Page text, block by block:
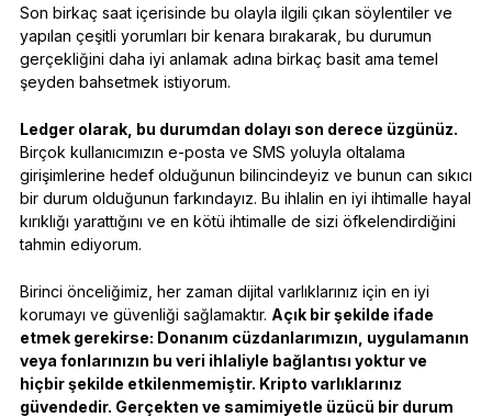
Son birkaç saat içerisinde bu olayla ilgili çıkan söylentiler ve
yapılan çeşitli yorumları bir kenara bırakarak, bu durumun
gerçekliğini daha iyi anlamak adına birkaç basit ama temel
şeyden bahsetmek istiyorum.
Ledger olarak, bu durumdan dolayı son derece üzgünüz.
Birçok kullanıcımızın e-posta ve SMS yoluyla oltalama
girişimlerine hedef olduğunun bilincindeyiz ve bunun can sıkıcı
bir durum olduğunun farkındayız. Bu ihlalin en iyi ihtimalle hayal
kırıklığı yarattığını ve en kötü ihtimalle de sizi öfkelendirdiğini
tahmin ediyorum.
Birinci önceliğimiz, her zaman dijital varlıklarınız için en iyi
korumayı ve güvenliği sağlamaktır. Açık bir şekilde ifade
etmek gerekirse: Donanım cüzdanlarımızın, uygulamanın
veya fonlarınızın bu veri ihlaliyle bağlantısı yoktur ve
hiçbir şekilde etkilenmemiştir. Kripto varlıklarınız
güvendedir. Gerçekten ve samimiyetle üzücü bir durum